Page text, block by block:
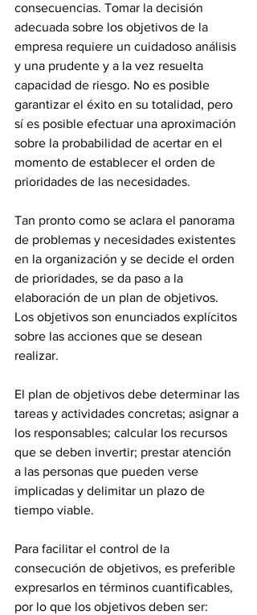
consecuencias. Tomar la decisión
adecuada sobre los objetivos de la
empresa requiere un cuidadoso análisis
y una prudente y a la vez resuelta
capacidad de riesgo. No es posible
garantizar el éxito en su totalidad, pero
sí es posible efectuar una aproximación
sobre la probabilidad de acertar en el
momento de establecer el orden de
prioridades de las necesidades.
Tan pronto como se aclara el panorama
de problemas y necesidades existentes
en la organización y se decide el orden
de prioridades, se da paso a la
elaboración de un plan de objetivos.
Los objetivos son enunciados explícitos
sobre las acciones que se desean
realizar.
El plan de objetivos debe determinar las
tareas y actividades concretas; asignar a
los responsables; calcular los recursos
que se deben invertir; prestar atención
a las personas que pueden verse
implicadas y delimitar un plazo de
tiempo viable.
Para facilitar el control de la
consecución de objetivos, es preferible
expresarlos en términos cuantificables,
por lo que los objetivos deben ser: